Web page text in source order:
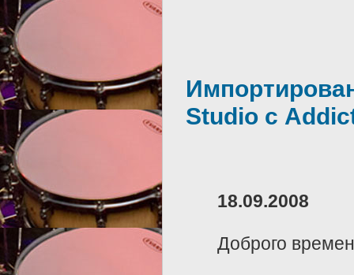
Studio с
18.09.2008
Доброго